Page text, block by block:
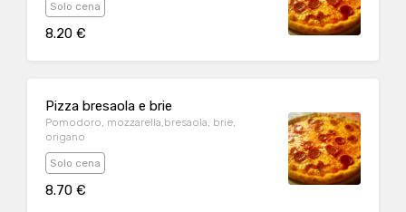
Solo cena
8.20 €
Pizza bresaola e brie
Pomodoro, mozzarella,bresaola, brie,
origano
Solo cena
8.70 €